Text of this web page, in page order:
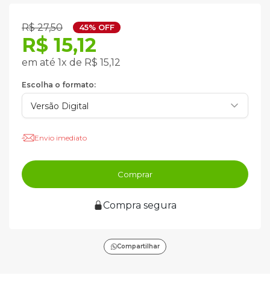
R$ 27,50 45% OFF
R$ 15,12
em até 1x de R$ 15,12
Escolha o formato:
Envio imediato
Comprar
Compra segura
Compartilhar